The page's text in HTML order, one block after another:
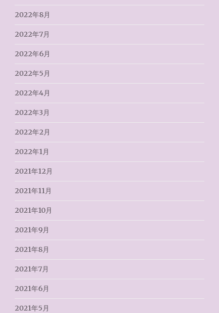
2022年8月
2022年7月
2022年6月
2022年5月
2022年4月
2022年3月
2022年2月
2022年1月
2021年12月
2021年11月
2021年10月
2021年9月
2021年8月
2021年7月
2021年6月
2021年5月